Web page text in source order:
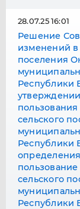
Решение
изменений в
поселения
Республики
сельского
Республики
сельского
Республики
28.07.25 16:01